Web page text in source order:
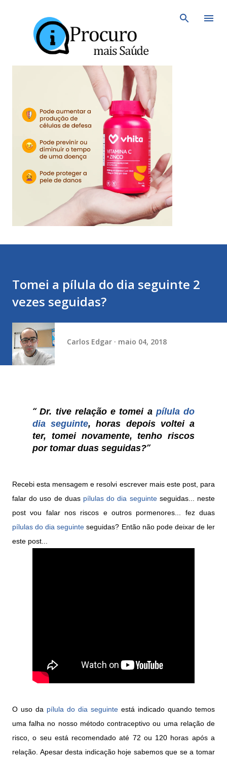
Tomei a pílula do dia seguinte 2
vezes seguidas?
Carlos Edgar maio 04, 2018
Dr. tive relação e tomei a pílula do
dia seguinte, horas depois voltei a
ter, tomei novamente, tenho riscos
por tomar duas seguidas?
Recebi esta mensagem e resolvi escrever mais este post, para
falar do uso de duas pílulas do dia seguinteseguidas... neste
post vou falar nos riscos e outros pormenores... fez duas
pílulas do dia seguinte seguidas? Então não pode deixar de ler
este post...
O uso da pílula do dia seguinte está indicado quando temos
uma falha no nosso método contraceptivo ou uma relação de
risco, o seu está recomendado até 72 ou 120 horas após a
relação. Apesar desta indicação hoje sabemos que se a tomar